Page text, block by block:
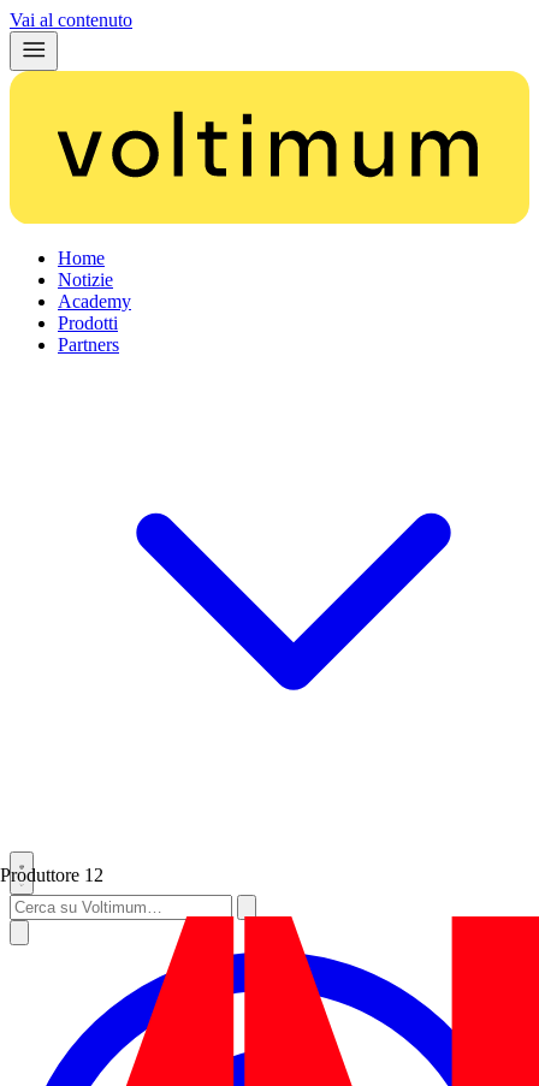
Vai al contenuto
Home
Notizie
Academy
Prodotti
Partners
Produttore 12